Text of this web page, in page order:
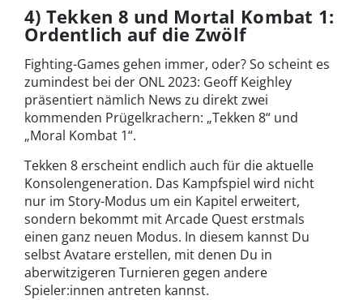
4) Tekken 8 und Mortal Kombat 1:
Ordentlich auf die Zwölf
Fighting-Games gehen immer, oder? So scheint es
zumindest bei der ONL 2023: Geoff Keighley
präsentiert nämlich News zu direkt zwei
kommenden Prügelkrachern: „Tekken 8“ und
„Moral Kombat 1“.
Tekken 8 erscheint endlich auch für die aktuelle
Konsolengeneration. Das Kampfspiel wird nicht
nur im Story-Modus um ein Kapitel erweitert,
sondern bekommt mit Arcade Quest erstmals
einen ganz neuen Modus. In diesem kannst Du
selbst Avatare erstellen, mit denen Du in
aberwitzigeren Turnieren gegen andere
Spieler:innen antreten kannst.